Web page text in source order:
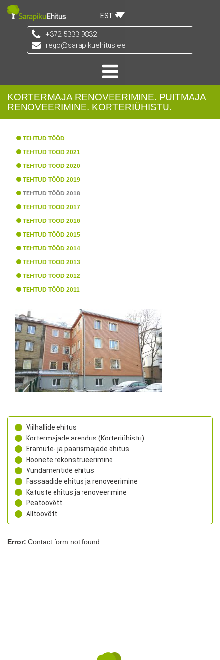
EST
+372 5333 9832
rego@sarapikuehitus.ee
KORTERMAJA RENOVEERIMINE. PUITMAJA
RENOVEERIMINE. KORTERIÜHISTU.
TEHTUD TÖÖD
TEHTUD TÖÖD 2021
TEHTUD TÖÖD 2020
TEHTUD TÖÖD 2019
TEHTUD TÖÖD 2018
TEHTUD TÖÖD 2017
TEHTUD TÖÖD 2016
TEHTUD TÖÖD 2015
TEHTUD TÖÖD 2014
TEHTUD TÖÖD 2013
TEHTUD TÖÖD 2012
TEHTUD TÖÖD 2011
Viilhallide ehitus
Kortermajade arendus (Korteriühistu)
Eramute- ja paarismajade ehitus
Hoonete rekonstrueerimine
Vundamentide ehitus
Fassaadide ehitus ja renoveerimine
Katuste ehitus ja renoveerimine
Peatöövõtt
Alltöövõtt
Error: Contact form not found.